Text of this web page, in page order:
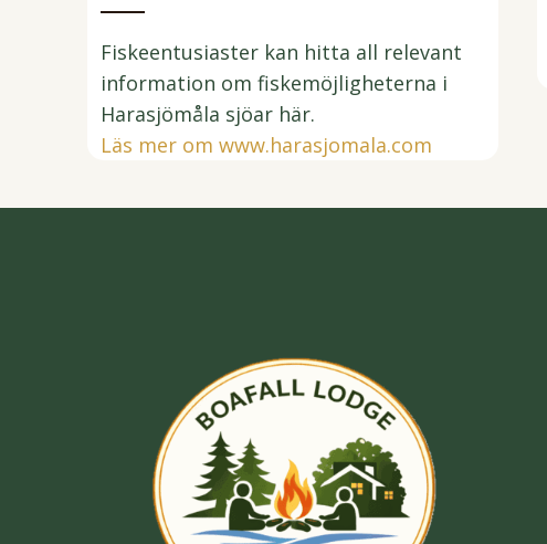
Fiskeentusiaster kan hitta all relevant
information om fiskemöjligheterna i
Harasjömåla sjöar här.
Läs mer om www.harasjomala.com